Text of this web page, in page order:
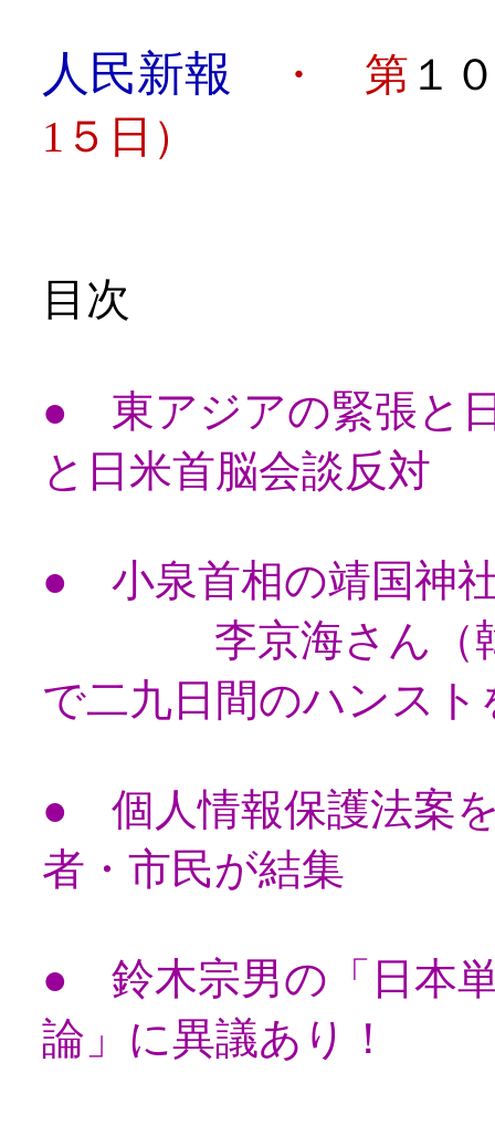
人民新報 ・ 第 １
1５日）
目次
● 東アジアの緊張と
と日米首脳会談反対
● 小泉首相の靖国神
李京海さん（韓国
で二九日間のハンスト
● 個人情報保護法案
者・市民が結集
● 鈴木宗男の「日本
論」に異議あり！